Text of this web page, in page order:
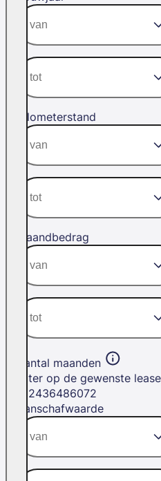
Kilometerstand
Maandbedrag
Aantal maanden
Filter op de gewenste
2436486072
Aanschafwaarde